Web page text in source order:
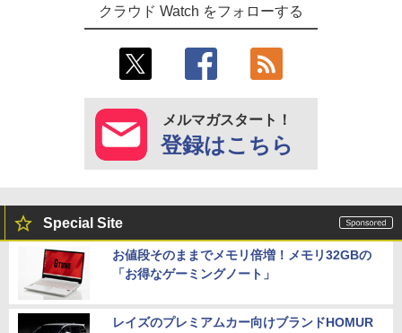
クラウド Watch をフォローする
メルマガスタート！
登録はこちら
Special Site
お値段そのままでメモリ倍増！メモリ32GBの
「お得なゲーミングノート」
レイズのプレミアムカー向けブランドHOMUR